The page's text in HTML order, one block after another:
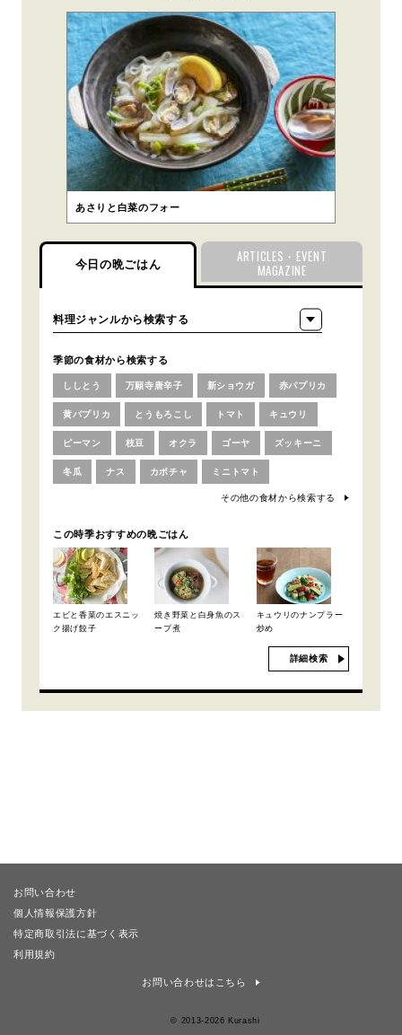
あさりと白菜のフォー
今日の晩ごはん
ARTICLES・EVENT
MAGAZINE
季節の食材から検索する
ししとう 万願寺唐辛子 新ショウガ 赤パプリカ
黄パプリカ とうもろこし トマト キュウリ
ピーマン 枝豆 オクラ ゴーヤ ズッキーニ
冬瓜 ナス カボチャ ミニトマト
その他の食材から検索する
この時季おすすめの晩ごはん
エビと香菜のエスニッ
ク揚げ餃子
焼き野菜と白身魚のス
ープ煮
キュウリのナンプラー
炒め
詳細検索
お問い合わせ
個人情報保護方針
特定商取引法に基づく表示
利用規約
お問い合わせはこちら
© 2013-2026 Kurashi